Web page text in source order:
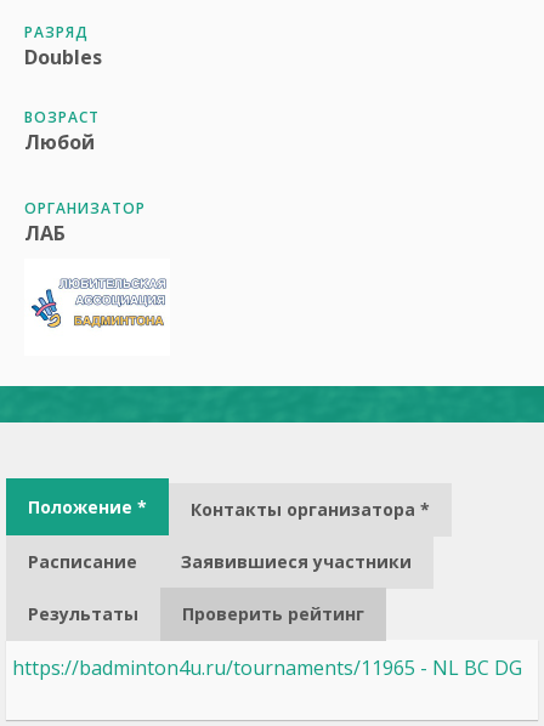
РАЗРЯД
Doubles
ВОЗРАСТ
Любой
ОРГАНИЗАТОР
ЛАБ
Положение * Контакты организатора *
Расписание Заявившиеся участники
Результаты Проверить рейтинг
https://badminton4u.ru/tournaments/11965 - NL BC DG